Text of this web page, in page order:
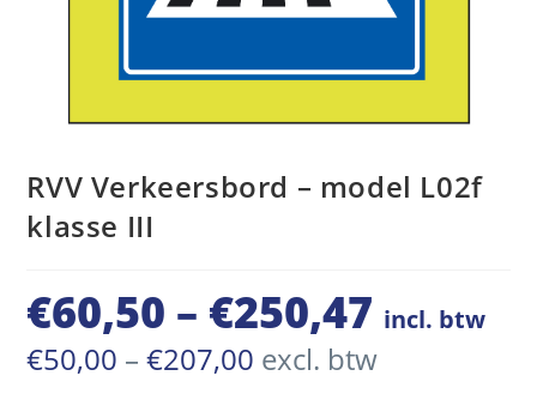
RVV Verkeersbord – model L02f
klasse III
€60,50 – €250,47 Prijsklasse:
incl. btw
€50,00 – €207,00 Prijsklasse:
€50,00
excl. btw